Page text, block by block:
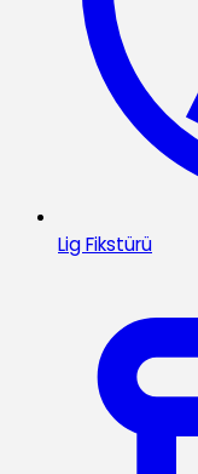
Lig Fikstürü